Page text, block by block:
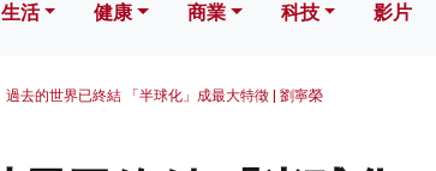
生活 健康 商業 科技 影片
過去的世界已終結 「半球化」成最大特徵 | 劉寧榮